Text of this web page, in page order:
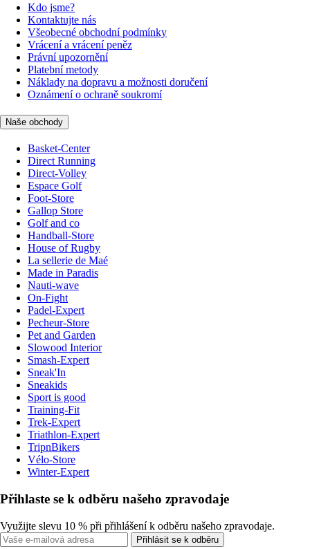
Kdo jsme?
Kontaktujte nás
Všeobecné obchodní podmínky
Vrácení a vrácení peněz
Právní upozornění
Platební metody
Náklady na dopravu a možnosti doručení
Oznámení o ochraně soukromí
Naše obchody
Basket-Center
Direct Running
Direct-Volley
Espace Golf
Foot-Store
Gallop Store
Golf and co
Handball-Store
House of Rugby
La sellerie de Maé
Made in Paradis
Nauti-wave
On-Fight
Padel-Expert
Pecheur-Store
Pet and Garden
Slowood Interior
Smash-Expert
Sneak'In
Sneakids
Sport is good
Training-Fit
Trek-Expert
Triathlon-Expert
TripnBikers
Vélo-Store
Winter-Expert
Přihlaste se k odběru našeho zpravodaje
Využijte slevu 10 % při přihlášení k odběru našeho zpravodaje.
Přihlásit se k odběru